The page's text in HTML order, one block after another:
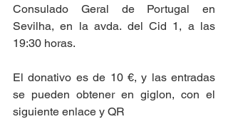
Consulado Geral de Portugal en
Sevilha, en la avda. del Cid 1, a las
19:30 horas.
El donativo es de 10 €, y las entradas
se pueden obtener en giglon, con el
siguiente enlace y QR